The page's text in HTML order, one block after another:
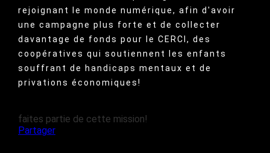
rejoignant le monde numérique, afin d'avoir
une campagne plus forte et de collecter
davantage de fonds pour le CERCI, des
coopératives qui soutiennent les enfants
souffrant de handicaps mentaux et de
privations économiques!
faites partie de cette mission!
Partager